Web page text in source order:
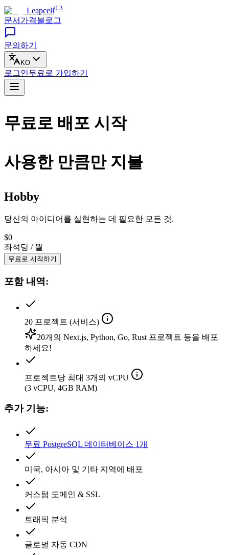
Leapcell0.3
문서 가격블로그
문의하기
KO
로그인무료로 가입하기
무료로 배포 시작
사용한 만큼만 지불
Hobby
당신의 아이디어를 실현하는 데 필요한 모든 것.
$0
좌석당 / 월
무료로 시작하기
포함 내역:
20 프로젝트 (서비스)
20개의 Next.js, Python, Go, Rust 프로젝트 등을 배포
하세요!
프로젝트당 최대 3개의 vCPU
(3 vCPU, 4GB RAM)
추가 기능:
무료 PostgreSQL 데이터베이스 1개
미국, 아시아 및 기타 지역에 배포
커스텀 도메인 & SSL
트래픽 분석
글로벌 자동 CDN